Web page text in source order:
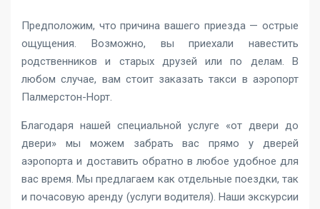
Предположим, что причина вашего приезда — острые
ощущения. Возможно, вы приехали навестить
родственников и старых друзей или по делам. В
любом случае, вам стоит заказать такси в аэропорт
Палмерстон-Норт.
Благодаря нашей специальной услуге «от двери до
двери» мы можем забрать вас прямо у дверей
аэропорта и доставить обратно в любое удобное для
вас время. Мы предлагаем как отдельные поездки, так
и почасовую аренду (услуги водителя). Наши экскурсии